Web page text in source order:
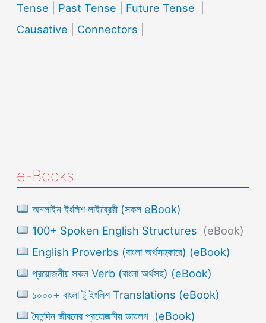
Tense
Past Tense Future Tense
Causative
Connectors
e-Books
অনলাইন ইংলিশ লাইব্রেরী (সকল eBook)
100+ Spoken English Structures (eBook)
English Proverbs (বাংলা অর্থসহকারে) (eBook)
প্রয়োজনীয় সকল Verb (বাংলা অর্থসহ) (eBook)
১০০০+ বাংলা টু ইংলিশ Translations (eBook)
দৈনন্দিন জীবনের প্রয়োজনীয় ডায়লগ (eBook)